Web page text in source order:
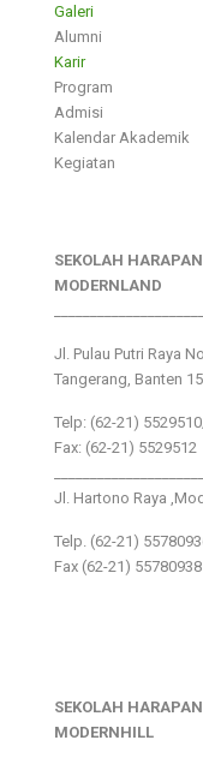
Galeri
Alumni
Karir
Program
Admisi
Kalendar Akademik
Kegiatan
SEKOLAH
MODERNLAND
Jl. Pulau Putri Raya
Tangerang, Banten
Telp: (62-21)
Fax: (62-21) 5529512
Jl. Hartono Raya
Telp. (62-21)
Fax (62-21) 55780938
SEKOLAH
MODERNHILL